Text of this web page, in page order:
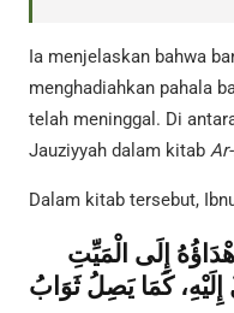
Ia menjelaskan bahwa
menghadiahkan pahala
telah meninggal. Di
Jauziyyah dalam kitab
Dalam kitab tersebut,
إِلَى الْمَيِّتِ
كَمَا يَصِلُ ثَوَابُ